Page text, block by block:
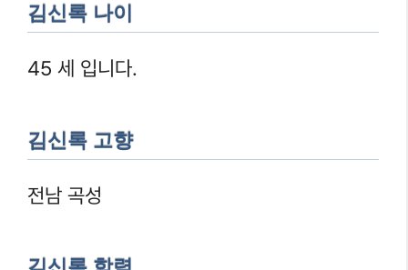
김신록 나이
45 세 입니다.
김신록 고향
전남 곡성